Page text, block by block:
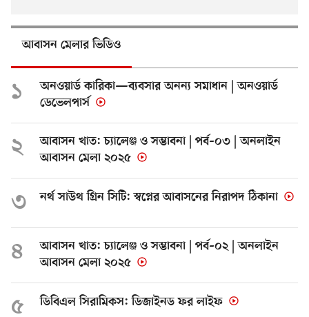
আবাসন মেলার ভিডিও
১
অনওয়ার্ড কারিকা—ব্যবসার অনন্য সমাধান | অনওয়ার্ড
ডেভেলপার্স
২
আবাসন খাত: চ্যালেঞ্জ ও সম্ভাবনা | পর্ব–০৩ | অনলাইন
আবাসন মেলা ২০২৫
৩ নর্থ সাউথ গ্রিন সিটি: স্বপ্নের আবাসনের নিরাপদ ঠিকানা
৪
আবাসন খাত: চ্যালেঞ্জ ও সম্ভাবনা | পর্ব–০২ | অনলাইন
আবাসন মেলা ২০২৫
৫ ডিবিএল সিরামিকস: ডিজাইনড ফর লাইফ